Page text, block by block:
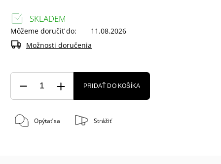
SKLADEM
Môžeme doručiť do:
11.08.2026
Možnosti doručenia
PRIDAŤ DO KOŠÍKA
Opýtať sa Strážiť